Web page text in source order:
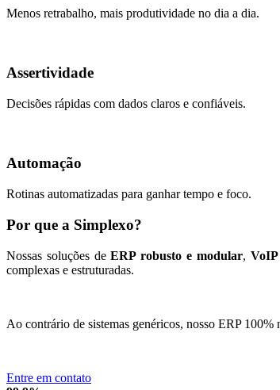
Menos retrabalho, mais produtividade no dia a dia.
Assertividade
Decisões rápidas com dados claros e confiáveis.
Automação
Rotinas automatizadas para ganhar tempo e foco.
Por que a Simplexo?
Nossas soluções deERP robusto e modular,
complexas e estruturadas.
Ao contrário de sistemas genéricos, nosso ERP
Entre em contato